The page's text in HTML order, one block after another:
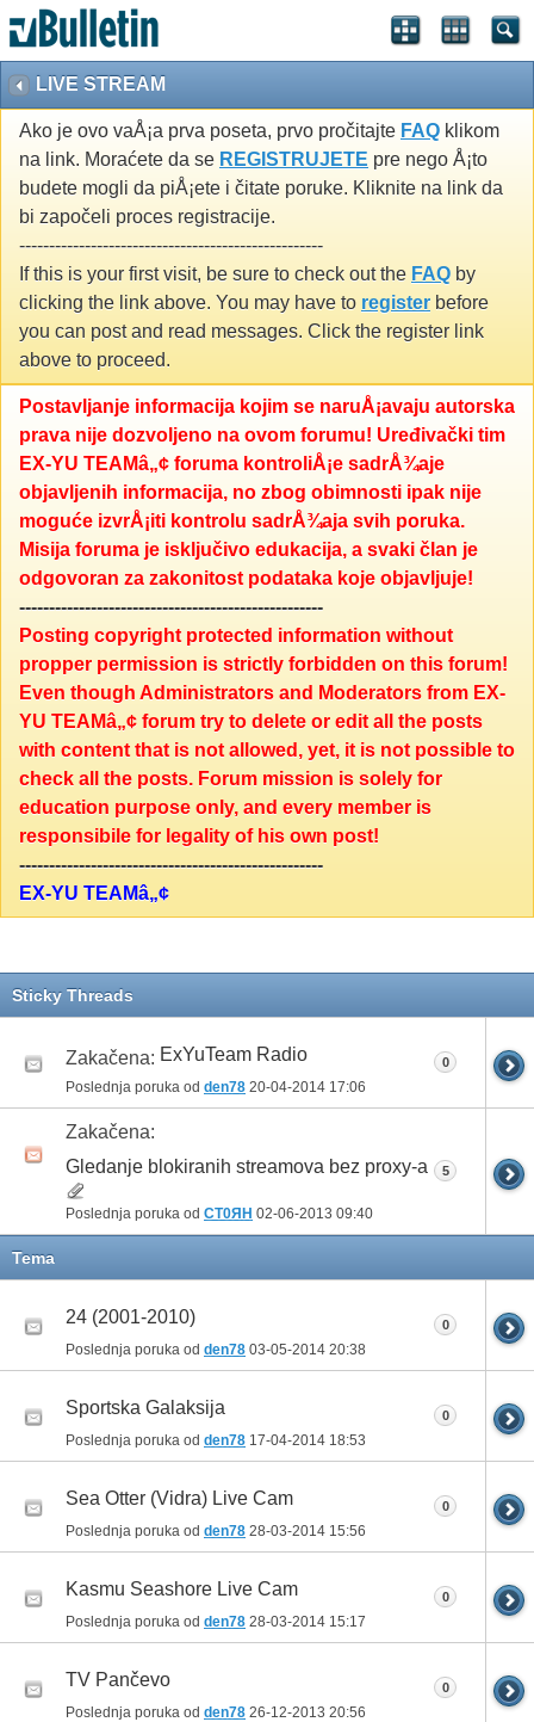
LIVE STREAM
Ako je ovo vaÅ¡a prva poseta, prvo pročitajte FAQ klikom
na link. Moraćete da se REGISTRUJETE pre nego Å¡to
budete mogli da piÅ¡ete i čitate poruke. Kliknite na link da
bi započeli proces registracije.
---------------------------------------------------
If this is your first visit, be sure to check out the FAQ by
clicking the link above. You may have to register before
you can post and read messages. Click the register link
above to proceed.
Postavljanje informacija kojim se naruÅ¡avaju autorska
prava nije dozvoljeno na ovom forumu! Uređivački tim
EX-YU TEAMâ„¢ foruma kontroliÅ¡e sadrÅ¾aje
objavljenih informacija, no zbog obimnosti ipak nije
moguće izvrÅ¡iti kontrolu sadrÅ¾aja svih poruka.
Misija foruma je isključivo edukacija, a svaki član je
odgovoran za zakonitost podataka koje objavljuje!
---------------------------------------------------
Posting copyright protected information without
propper permission is strictly forbidden on this forum!
Even though Administrators and Moderators from EX-
YU TEAMâ„¢ forum try to delete or edit all the posts
with content that is not allowed, yet, it is not possible to
check all the posts. Forum mission is solely for
education purpose only, and every member is
responsibile for legality of his own post!
---------------------------------------------------
EX-YU TEAMâ„¢
Sticky Threads
Zakačena: ExYuTeam Radio
Poslednja poruka od den78 20-04-2014 17:06
0
Zakačena:
Gledanje blokiranih streamova bez proxy-a
Poslednja poruka od CT0ЯH 02-06-2013 09:40
5
Tema
24 (2001-2010)
Poslednja poruka od den78 03-05-2014 20:38
0
Sportska Galaksija
Poslednja poruka od den78 17-04-2014 18:53
0
Sea Otter (Vidra) Live Cam
Poslednja poruka od den78 28-03-2014 15:56
0
Kasmu Seashore Live Cam
Poslednja poruka od den78 28-03-2014 15:17
0
TV Pančevo
Poslednja poruka od den78 26-12-2013 20:56
0